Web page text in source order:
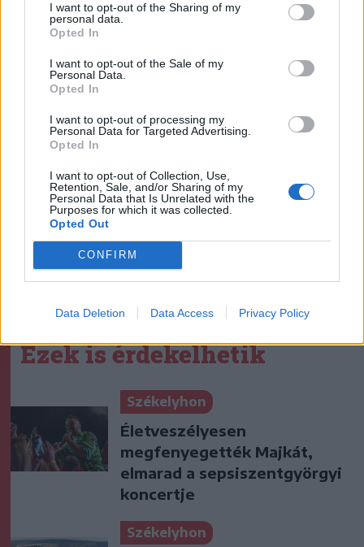
I want to opt-out of the Sharing of my
personal data.
Opted In
I want to opt-out of the Sale of my
Personal Data.
Opted In
I want to opt-out of processing my
Personal Data for Targeted Advertising.
Opted In
I want to opt-out of Collection, Use,
Retention, Sale, and/or Sharing of my
Personal Data that Is Unrelated with the
Purposes for which it was collected.
Opted Out
CONFIRM
Data Deletion Data Access Privacy Policy
Bábművészet
szóljon hozzá!
Ezek is érdekelhetik
Székelyhon
Életveszélyesen
megfenyegették Majkát,
elmarad a sepsiszentgyörgyi
koncertje
Székelyhon